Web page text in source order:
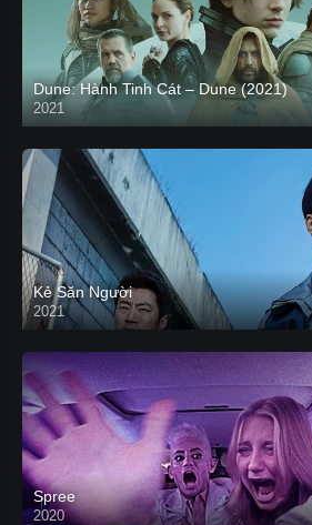
Dune: Hành Tinh Cát – Dune (2021)
2021
HD VIETSUB
Kẻ Săn Người
2021
Spree
2020